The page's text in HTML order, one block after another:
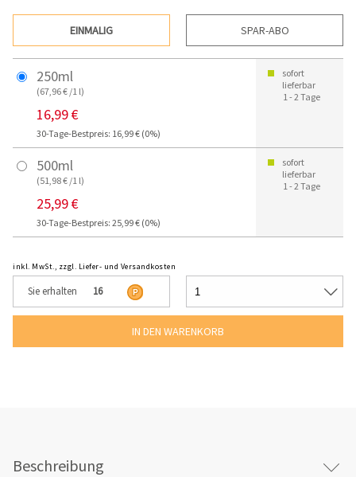
EINMALIG SPAR-ABO
250ml
(67,96 € /1 l)
16,99 €
30-Tage-Bestpreis: 16,99 € (0%)
sofort
lieferbar
1 - 2 Tage
500ml
(51,98 € /1 l)
25,99 €
30-Tage-Bestpreis: 25,99 € (0%)
sofort
lieferbar
1 - 2 Tage
inkl. MwSt., zzgl. Liefer- und Versandkosten
Sie erhalten 16
Beschreibung